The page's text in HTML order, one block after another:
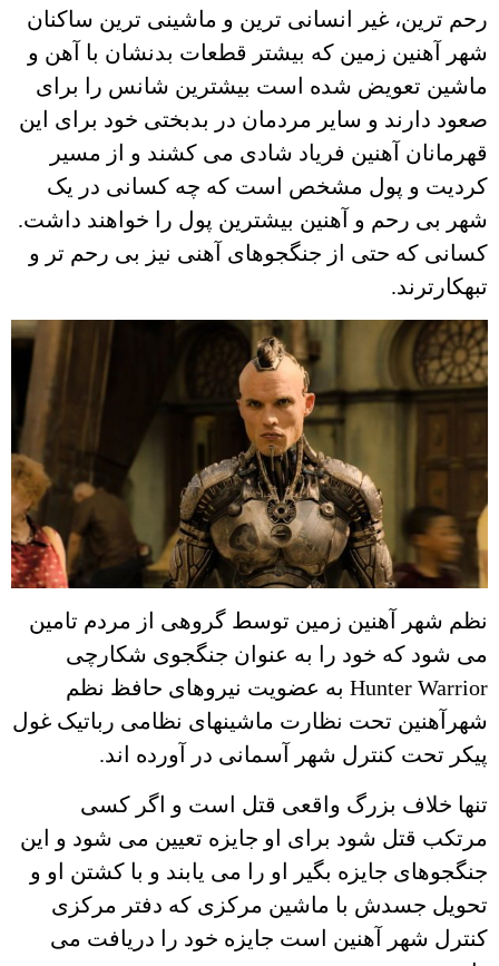
رحم ترین، غیر انسانی ترین و ماشینی ترین ساکنان
شهر آهنین زمین که بیشتر قطعات بدنشان با آهن و
ماشین تعویض شده است بیشترین شانس را برای
صعود دارند و سایر مردمان در بدبختی خود برای این
قهرمانان آهنین فریاد شادی می کشند و از مسیر
کردیت و پول مشخص است که چه کسانی در یک
شهر بی رحم و آهنین بیشترین پول را خواهند داشت.
کسانی که حتی از جنگجوهای آهنی نیز بی رحم تر و
تبهکارترند.
نظم شهر آهنین زمین توسط گروهی از مردم تامین
می شود که خود را به عنوان جنگجوی شکارچی
Hunter Warrior به عضویت نیروهای حافظ نظم
شهرآهنین تحت نظارت ماشینهای نظامی رباتیک غول
پیکر تحت کنترل شهر آسمانی در آورده اند.
تنها خلاف بزرگ واقعی قتل است و اگر کسی
مرتکب قتل شود برای او جایزه تعیین می شود و این
جنگجوهای جایزه بگیر او را می یابند و با کشتن او و
تحویل جسدش با ماشین مرکزی که دفتر مرکزی
کنترل شهر آهنین است جایزه خود را دریافت می